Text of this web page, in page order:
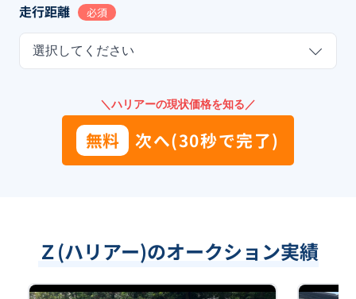
走行距離 必須
選択してください
＼ハリアーの現状価格を知る／
無料 次へ(30秒で完了)
Ｚ(ハリアー)のオークション実績